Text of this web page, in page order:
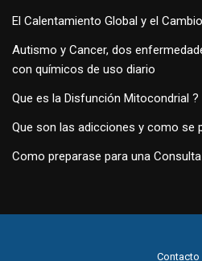
El Calentamiento Global y el
Autismo y Cancer, dos
con químicos de uso diario
Que es la Disfunción Mitocondrial ?
Que son las adicciones y como se
Como preparase para una
Contacto